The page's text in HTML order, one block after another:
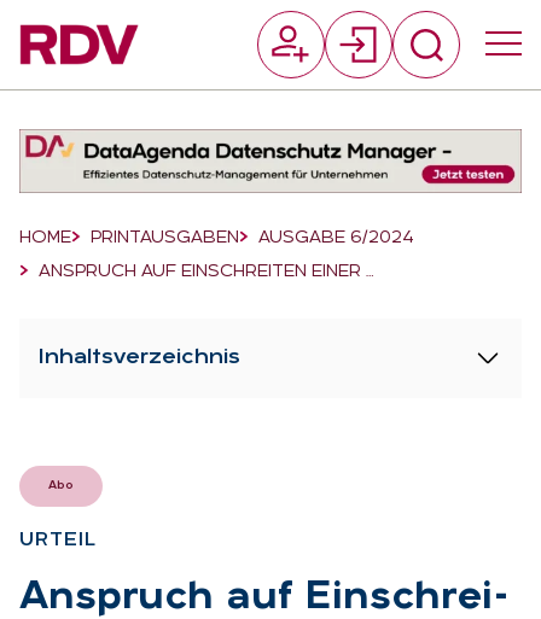
Breadcrumb-Navigation
HOME PRINTAUSGABEN
AUSGABE 6/2024
ANSPRUCH AUF EINSCHREITEN EINER …
Inhaltsverzeichnis
Abo
UR­TEIL
:
An­spruch auf Ein­schrei­